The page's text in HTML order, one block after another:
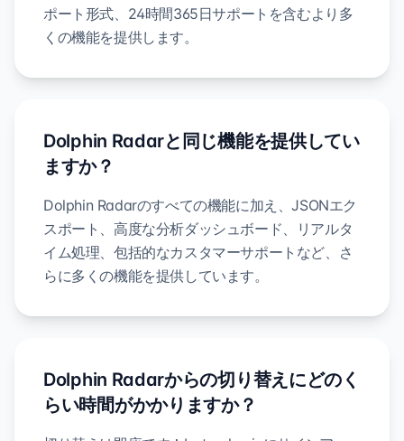
ポート形式、24時間365日サポートを含むより多
くの機能を提供します。
Dolphin Radarと同じ機能を提供してい
ますか？
Dolphin Radarのすべての機能に加え、JSONエク
スポート、高度な分析ダッシュボード、リアルタ
イム処理、包括的なカスタマーサポートなど、さ
らに多くの機能を提供しています。
Dolphin Radarからの切り替えにどのく
らい時間がかかりますか？